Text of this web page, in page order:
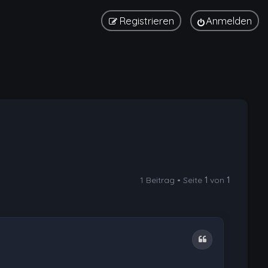
Anmelden
Registrieren
1 Beitrag • Seite1 von1
Zitat